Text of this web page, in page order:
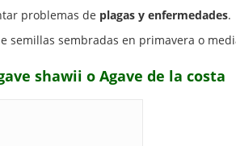
problemas de plagas y enfermedades.
semillas sembradas en primavera o
shawii o Agave de la costa